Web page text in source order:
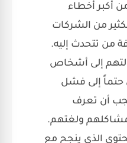
أكبر أخطاء
من الشركات
من تتحدث إليه.
إلى أشخاص
حتماً إلى فشل
أن تعرف
ولغتهم.
الذي ينجح مع